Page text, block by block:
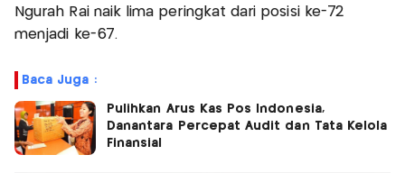
Ngurah Rai naik lima peringkat dari posisi ke-72
menjadi ke-67.
Baca Juga :
Pulihkan Arus Kas Pos Indonesia,
Danantara Percepat Audit dan Tata Kelola
Finansial